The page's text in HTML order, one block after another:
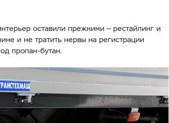
оставили прежними — рестайлинг и
и не тратить нервы на регистрации
пропан-бутан.